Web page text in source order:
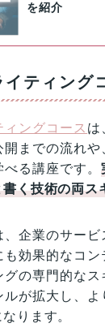
を紹介
ティング
ングコース は
までの流れ
べる講座です。
く技術の両ス
、企業のサー
効果的なコン
グの専門的な
ルが拡大し、
ります。